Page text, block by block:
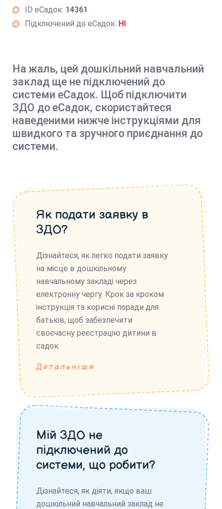
ID еСадок: 14361
Підключений до еСадок: НІ
На жаль, цей дошкільний навчальний
заклад ще не підключений до
системи еСадок. Щоб підключити
ЗДО до еСадок, скористайтеся
наведеними нижче інструкціями для
швидкого та зручного приєднання до
системи.
Як подати заявку в
ЗДО?
Дізнайтеся, як легко подати заявку
на місце в дошкільному
навчальному закладі через
електронну чергу. Крок за кроком
інструкція та корисні поради для
батьків, щоб забезпечити
своєчасну реєстрацію дитини в
садок.
Детальніше
Мій ЗДО не
підключений до
системи, що робити?
Дізнайтеся, як діяти, якщо ваш
дошкільний навчальний заклад не